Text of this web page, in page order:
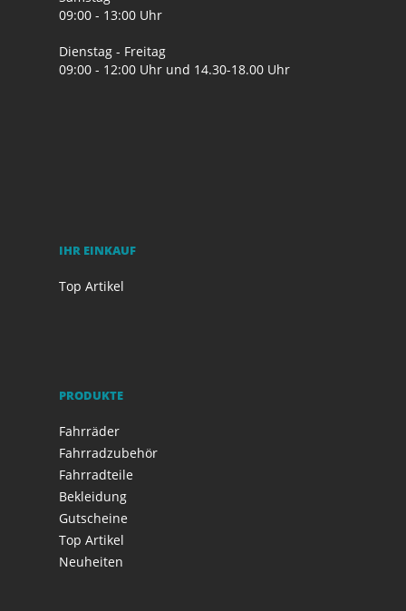
09:00 - 13:00 Uhr
Dienstag - Freitag
09:00 - 12:00 Uhr und 14.30-18.00 Uhr
IHR EINKAUF
Top Artikel
PRODUKTE
Fahrräder
Fahrradzubehör
Fahrradteile
Bekleidung
Gutscheine
Top Artikel
Neuheiten